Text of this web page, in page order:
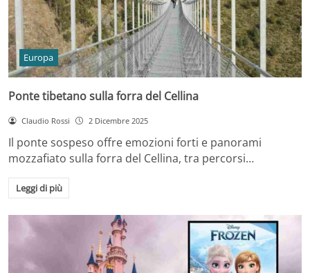
Europa
Ponte tibetano sulla forra del Cellina
Claudio Rossi 2 Dicembre 2025
Il ponte sospeso offre emozioni forti e panorami
mozzafiato sulla forra del Cellina, tra percorsi…
Leggi di più